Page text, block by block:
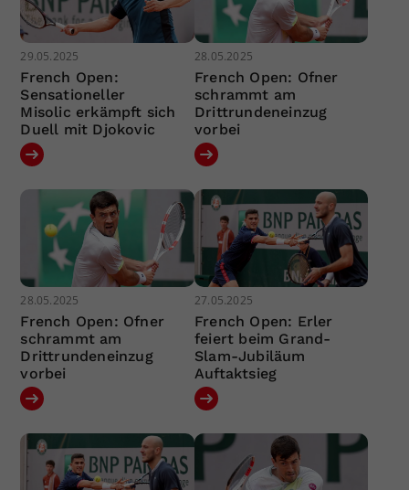
29.05.2025
French Open:
Sensationeller
Misolic erkämpft sich
Duell mit Djokovic
28.05.2025
French Open: Ofner
schrammt am
Drittrundeneinzug
vorbei
28.05.2025
French Open: Ofner
schrammt am
Drittrundeneinzug
vorbei
27.05.2025
French Open: Erler
feiert beim Grand-
Slam-Jubiläum
Auftaktsieg